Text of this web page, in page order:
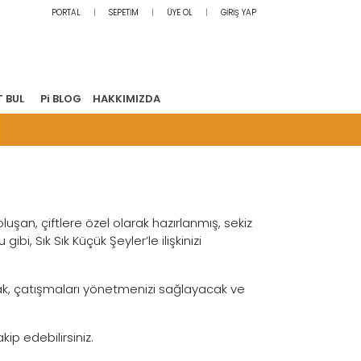
PORTAL SEPETİM ÜYE OL GİRİŞ YAP
BUL Pi BLOG HAKKIMIZDA
çiftlere özel olarak hazırlanmış, sekiz
Sık Sık Küçük Şeyler’le ilişkinizi
çatışmaları yönetmenizi sağlayacak ve
edebilirsiniz.